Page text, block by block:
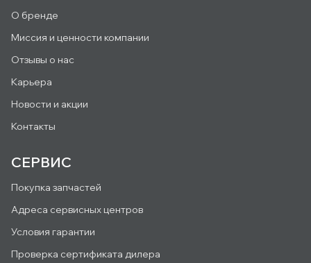
О бренде
Миссия и ценности компании
Отзывы о нас
Карьера
Новости и акции
Контакты
СЕРВИС
Покупка запчастей
Адреса сервисных центров
Условия гарантии
Проверка сертификата дилера